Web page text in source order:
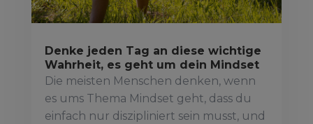
Denke jeden Tag an diese wichtige
Wahrheit, es geht um dein Mindset
Die meisten Menschen denken, wenn
es ums Thema Mindset geht, dass du
einfach nur diszipliniert sein musst, und